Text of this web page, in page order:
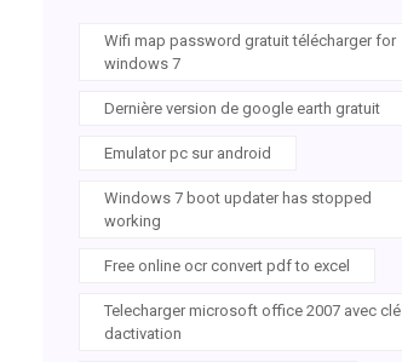
Wifi map password gratuit télécharger for
windows 7
Dernière version de google earth gratuit
Emulator pc sur android
Windows 7 boot updater has stopped
working
Free online ocr convert pdf to excel
Telecharger microsoft office 2007 avec clé
dactivation